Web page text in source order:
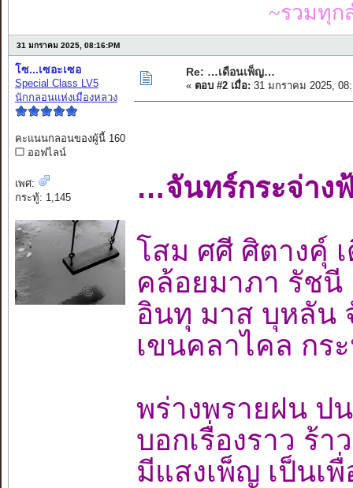
~รวมทุก
31 มกราคม 2025, 08:16:PM
โซ...เซอะเซอ
Special Class LV5
นักกลอนแห่งเมืองหลวง
คะแนนกลอนของผู้นี้ 160
ออฟไลน์
เพศ:
กระทู้: 1,145
Re: …เดือนเพ็ญ…
« ตอบ #2 เมื่อ: 31 มกราคม 2025,
…จันทร์กระจ่าง
โสม ศศี ศิตางคุ์
คล้อยมาภา รัช
อินทุ มาส บุหลัน
เขนคลาไคล กร
พร่างพรายฝน ป
บอกเรื่องราว ร้
มีแสงเพ็ญ เป็นเ